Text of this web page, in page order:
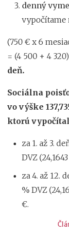
denný
vypočítame
(750 € x 6
= (4 500 + 4
deň.
Sociálna
vo výške
ktorú
za 1. až 3.
DVZ
za 4. až 12.
% DVZ
€.